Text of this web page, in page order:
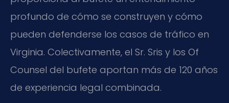
profundo de cómo se construyen y cómo
pueden defenderse los casos de tráfico en
Virginia. Colectivamente, el Sr. Sris y los Of
Counsel del bufete aportan más de 120 años
de experiencia legal combinada.